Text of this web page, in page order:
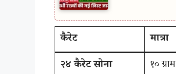
कैरेट मात्रा
२४ कैरेट सोना
१० ग्राम